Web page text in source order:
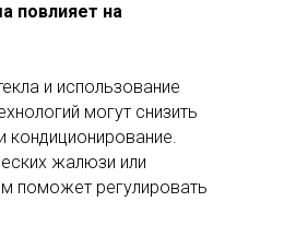
повлияет на
и использование
могут снизить
кондиционирование.
жалюзи или
поможет регулировать